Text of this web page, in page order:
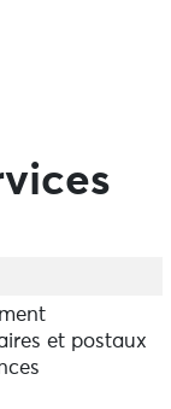
et postaux